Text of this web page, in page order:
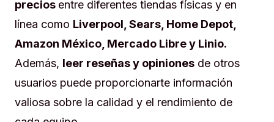
precios entre diferentes tiendas físicas y en
línea como Liverpool, Sears, Home Depot,
Amazon México, Mercado Libre y Linio.
Además, leer reseñas y opiniones de otros
usuarios puede proporcionarte información
valiosa sobre la calidad y el rendimiento de